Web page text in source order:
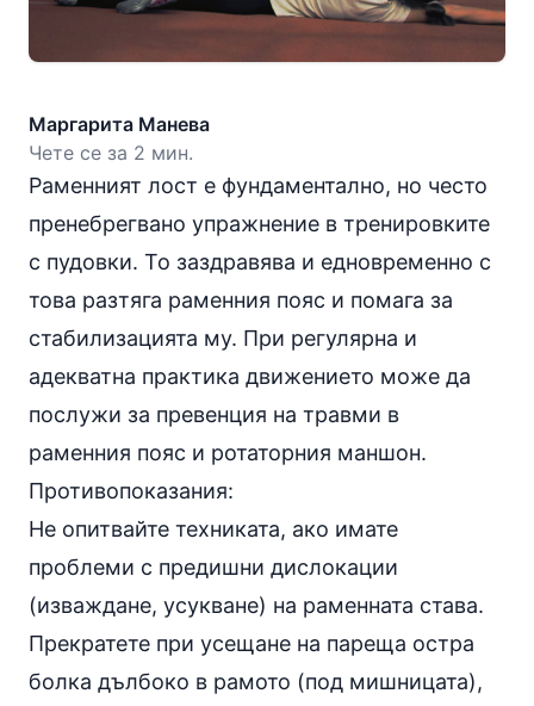
Маргарита Манева
Чете се за 2 мин.
Раменният лост е фундаментално, но често
пренебрегвано упражнение в тренировките
с пудовки. То заздравява и едновременно с
това разтяга раменния пояс и помага за
стабилизацията му. При регулярна и
адекватна практика движението може да
послужи за превенция на травми в
раменния пояс и ротаторния маншон.
Противопоказания:
Не опитвайте техниката, ако имате
проблеми с предишни дислокации
(изваждане, усукване) на раменната става.
Прекратете при усещане на пареща остра
болка дълбоко в рамото (под мишницата),